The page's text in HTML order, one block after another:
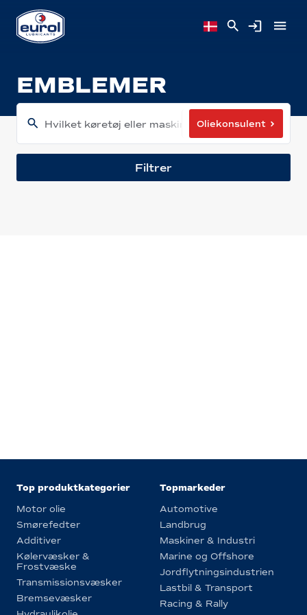
EMBLEMER
Hvilket køretøj eller maskine har du?
Oliekonsulent
Filtrer
Top produktkategorier
Motor olie
Smørefedter
Additiver
Kølervæsker &
Frostvæske
Transmissionsvæsker
Bremsevæsker
Topmarkeder
Automotive
Landbrug
Maskiner & Industri
Marine og Offshore
Jordflytningsindustrien
Lastbil & Transport
Racing & Rally